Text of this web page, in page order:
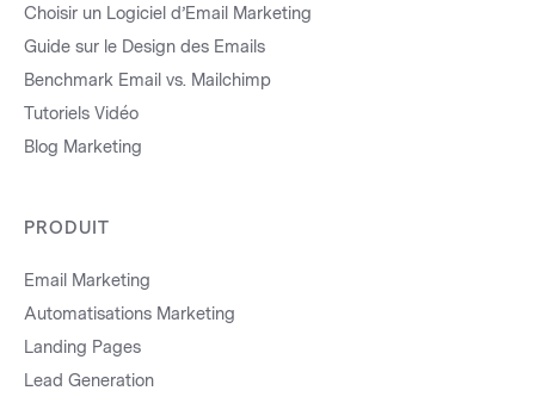
Choisir un Logiciel d’Email Marketing
Guide sur le Design des Emails
Benchmark Email vs. Mailchimp
Tutoriels Vidéo
Blog Marketing
PRODUIT
Email Marketing
Automatisations Marketing
Landing Pages
Lead Generation